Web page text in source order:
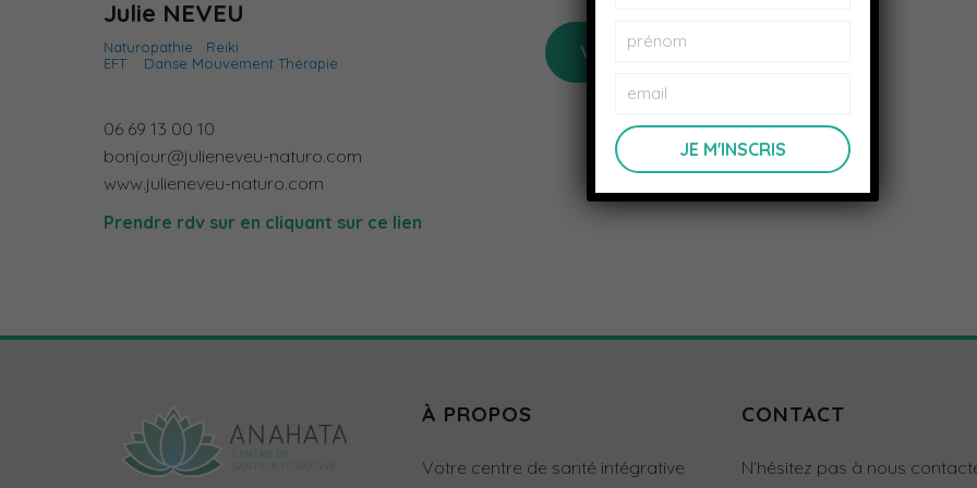
Julie NEVEU
Naturopathie
Reiki
EFT
Danse Mouvement Thérapie
06 69 13 00 10
bonjour@julieneveu-naturo.com
www.julieneveu-naturo.com
Prendre rdv sur en cliquant sur ce lien
VISITER SON SITE
À PROPOS
Votre centre de santé intégrative
CONTACT
N’hésitez pas à nous